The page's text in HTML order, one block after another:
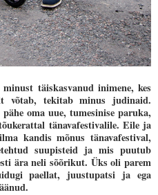
täiskasvanud inimene, kes
võtab, tekitab minus judinaid.
oma uue, tumesinise paruka,
tänavafestivalile. Eile ja
kandis mõnus tänavafestival,
suupisteid ja mis puutub
ära neli sõõrikut. Üks oli parem
paellat, juustupatsi ja ega